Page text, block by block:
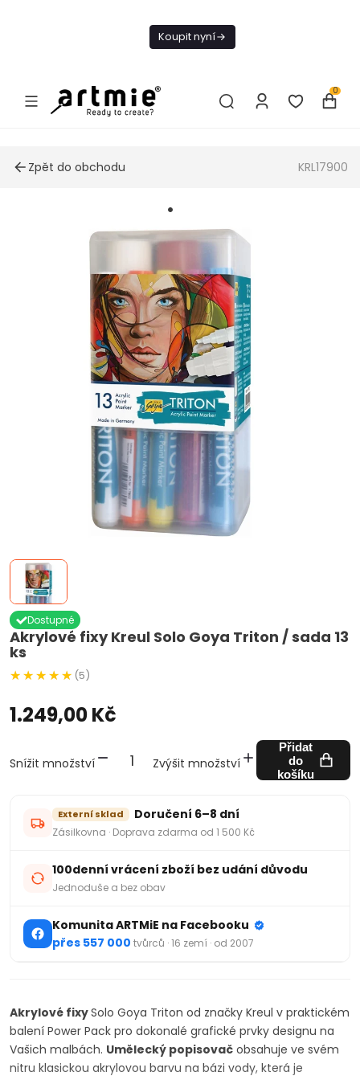
Koupit nyní
0
Zpět do obchodu KRL17900
Akrylové fixy Kreul Solo Goya Triton / sada 13
ks
Dostupné
(5)
1.249,00 Kč
Snížit množství Zvýšit množství
Přidat
do
košíku
Externí sklad Doručení 6–8 dní
Zásilkovna · Doprava zdarma od 1 500 Kč
100denní vrácení zboží bez udání důvodu
Jednoduše a bez obav
Komunita ARTMiE na Facebooku
přes 557 000 tvůrců · 16 zemí · od 2007
Akrylové fixySolo Goya Triton od značky Kreul v praktickém
balení Power Pack pro dokonalé grafické prvky designu na
Vašich malbách. Umělecký popisovač obsahuje ve svém
nitru klasickou akrylovou barvu na bázi vody, která je